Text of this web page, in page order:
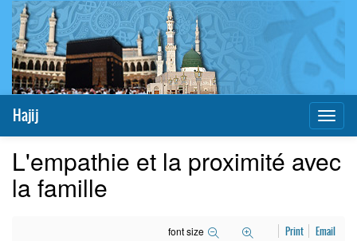
Hajij
L'empathie et la proximité avec
la famille
font size Print Email